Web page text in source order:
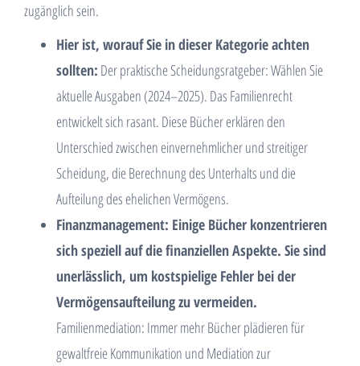
zugänglich sein.
Hier ist, worauf Sie in dieser Kategorie achten
sollten: Der praktische Scheidungsratgeber: Wählen Sie
aktuelle Ausgaben (2024–2025). Das Familienrecht
entwickelt sich rasant. Diese Bücher erklären den
Unterschied zwischen einvernehmlicher und streitiger
Scheidung, die Berechnung des Unterhalts und die
Aufteilung des ehelichen Vermögens.
Finanzmanagement: Einige Bücher konzentrieren
sich speziell auf die finanziellen Aspekte. Sie sind
unerlässlich, um kostspielige Fehler bei der
Vermögensaufteilung zu vermeiden.
Familienmediation: Immer mehr Bücher plädieren für
gewaltfreie Kommunikation und Mediation zur